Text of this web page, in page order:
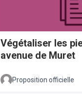
Végétaliser les
avenue de Muret
Proposition officielle